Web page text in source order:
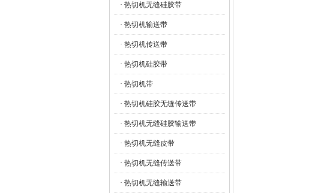
· 热切机无缝硅胶带
· 热切机输送带
· 热切机传送带
· 热切机硅胶带
· 热切机带
· 热切机硅胶无缝传送带
· 热切机无缝硅胶输送带
· 热切机无缝皮带
· 热切机无缝传送带
· 热切机无缝输送带